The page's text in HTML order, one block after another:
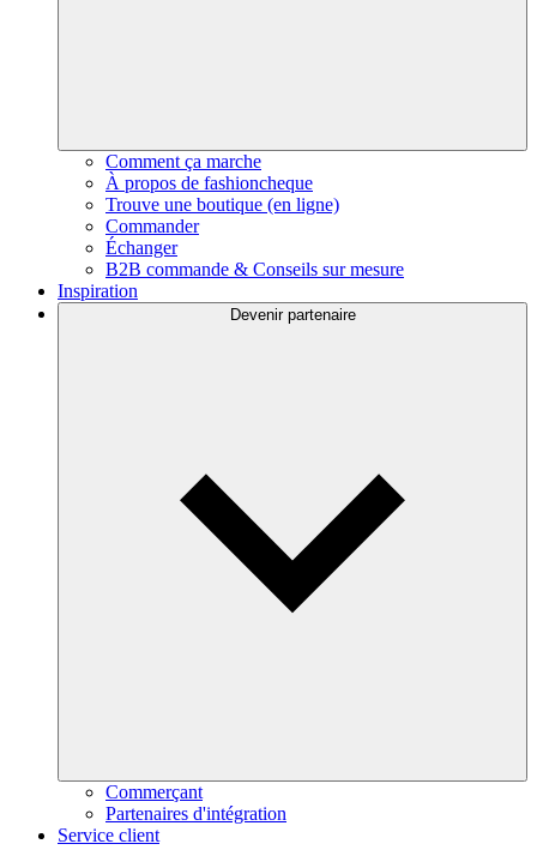
Comment ça marche
À propos de fashioncheque
Trouve une boutique (en ligne)
Commander
Échanger
B2B commande & Conseils sur mesure
Inspiration
Devenir partenaire
Commerçant
Partenaires d'intégration
Service client